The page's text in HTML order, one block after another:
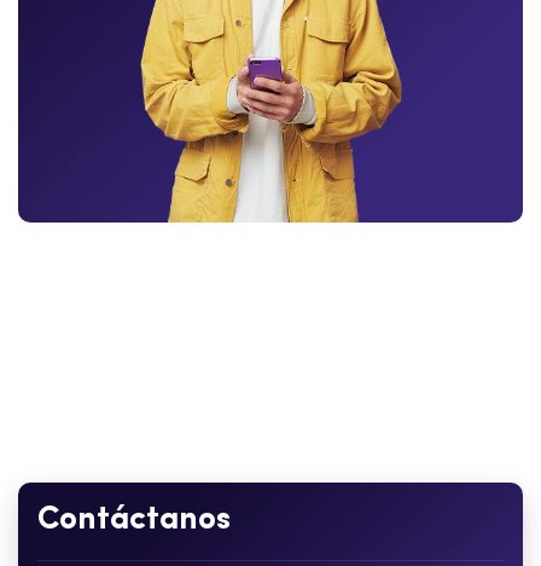
Contáctanos